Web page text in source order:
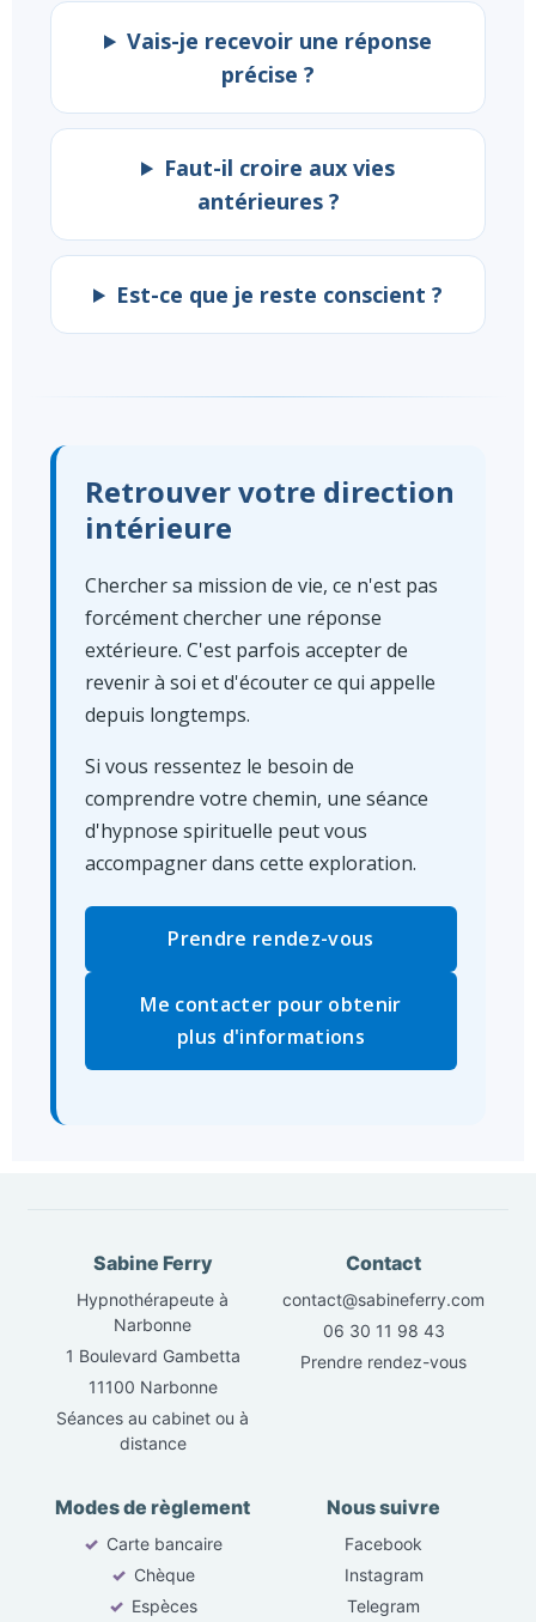
Vais-je recevoir une réponse
précise ?
Faut-il croire aux vies
antérieures ?
Est-ce que je reste conscient ?
Retrouver votre direction
intérieure
Chercher sa mission de vie, ce n'est pas
forcément chercher une réponse
extérieure. C'est parfois accepter de
revenir à soi et d'écouter ce qui appelle
depuis longtemps.
Si vous ressentez le besoin de
comprendre votre chemin, une séance
d'hypnose spirituelle peut vous
accompagner dans cette exploration.
Prendre rendez-vous
Me contacter pour obtenir
plus d'informations
Sabine Ferry
Hypnothérapeute à
Narbonne
1 Boulevard Gambetta
11100 Narbonne
Séances au cabinet ou à
distance
Contact
contact@sabineferry.com
06 30 11 98 43
Prendre rendez-vous
Modes de règlement
✓ Carte bancaire
✓ Chèque
✓ Espèces
Nous suivre
Facebook
Instagram
Telegram